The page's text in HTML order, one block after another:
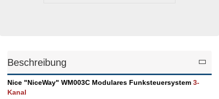
Beschreibung
Nice "NiceWay" WM003C Modulares Funksteuersystem 3-
Kanal